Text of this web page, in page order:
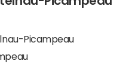
Picampeau